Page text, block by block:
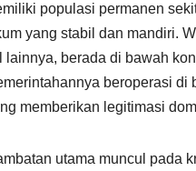
populasi permanen
yang stabil dan mandiri.
lainnya, berada di bawah
beroperasi di
memberikan legitimasi
utama muncul pada